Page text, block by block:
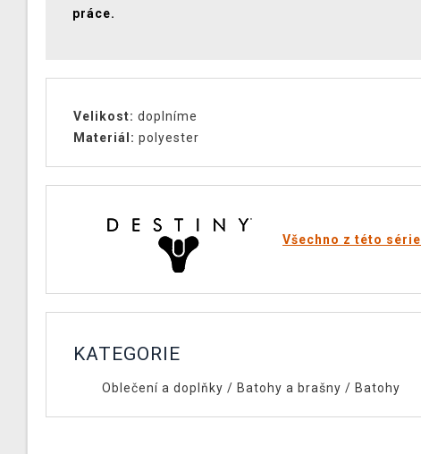
práce.
Velikost: doplníme
Materiál: polyester
Všechno z této série
KATEGORIE
Oblečení a doplňky / Batohy a brašny / Batohy